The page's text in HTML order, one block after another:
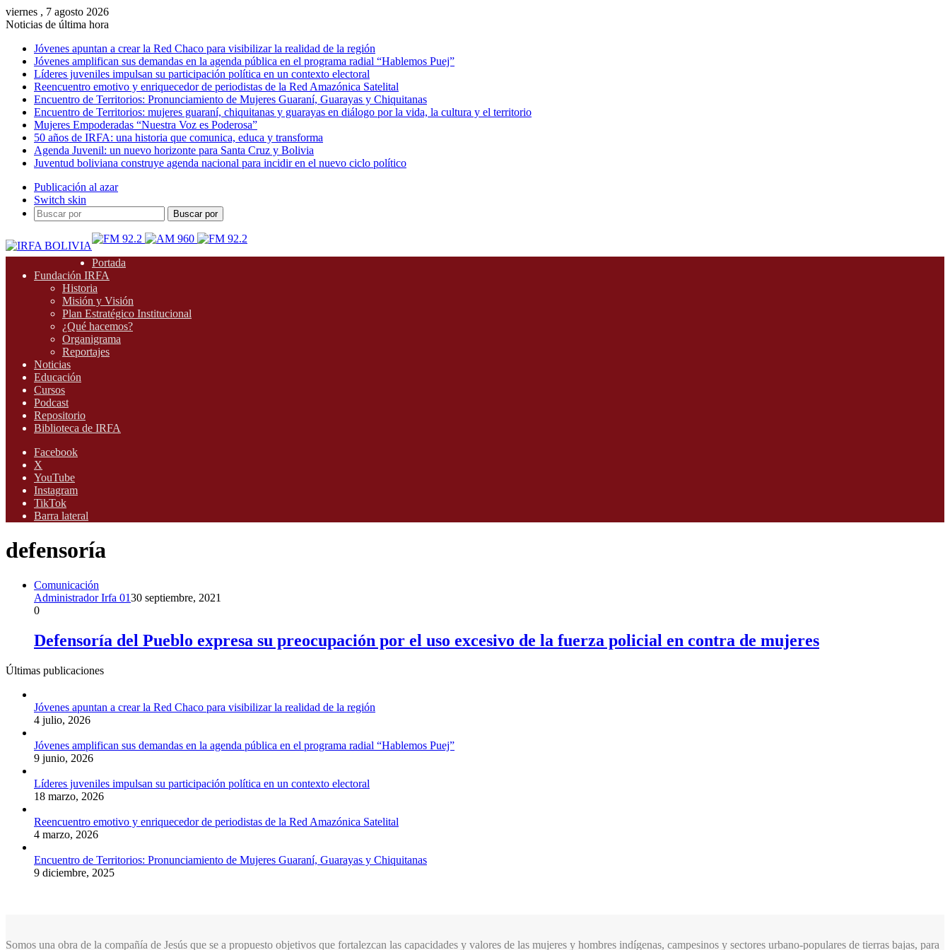
viernes , 7 agosto 2026
Noticias de última hora
Jóvenes apuntan a crear la Red Chaco para visibilizar la realidad de la región
Jóvenes amplifican sus demandas en la agenda pública en el programa radial “Hablemos Puej”
Líderes juveniles impulsan su participación política en un contexto electoral
Reencuentro emotivo y enriquecedor de periodistas de la Red Amazónica Satelital
Encuentro de Territorios: Pronunciamiento de Mujeres Guaraní, Guarayas y Chiquitanas
Encuentro de Territorios: mujeres guaraní, chiquitanas y guarayas en diálogo por la vida, la cultura y el territorio
Mujeres Empoderadas “Nuestra Voz es Poderosa”
50 años de IRFA: una historia que comunica, educa y transforma
Agenda Juvenil: un nuevo horizonte para Santa Cruz y Bolivia
Juventud boliviana construye agenda nacional para incidir en el nuevo ciclo político
Publicación al azar
Switch skin
Buscar por
Portada
Fundación IRFA
Historia
Misión y Visión
Plan Estratégico Institucional
¿Qué hacemos?
Organigrama
Reportajes
Noticias
Educación
Cursos
Podcast
Repositorio
Biblioteca de IRFA
Facebook
X
YouTube
Instagram
TikTok
Barra lateral
defensoría
Comunicación
Administrador Irfa 0130 septiembre, 2021
0
Defensoría del Pueblo expresa su preocupación por el uso excesivo de la fuerza policial en contra de mujeres
Últimas publicaciones
Jóvenes apuntan a crear la Red Chaco para visibilizar la realidad de la región
4 julio, 2026
Jóvenes amplifican sus demandas en la agenda pública en el programa radial “Hablemos Puej”
9 junio, 2026
Líderes juveniles impulsan su participación política en un contexto electoral
18 marzo, 2026
Reencuentro emotivo y enriquecedor de periodistas de la Red Amazónica Satelital
4 marzo, 2026
Encuentro de Territorios: Pronunciamiento de Mujeres Guaraní, Guarayas y Chiquitanas
9 diciembre, 2025
Somos una obra de la compañía de Jesús que se a propuesto objetivos que fortalezcan las capacidades y valores de las mujeres y hombres indígenas, campesinos y sectores urbano-populares de tierras bajas, para